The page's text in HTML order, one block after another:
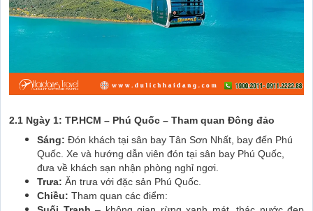
2.1 Ngày 1: TP.HCM – Phú Quốc – Tham quan Đông đảo
Sáng: Đón khách tại sân bay Tân Sơn Nhất, bay đến Phú
Quốc. Xe và hướng dẫn viên đón tại sân bay Phú Quốc,
đưa về khách sạn nhận phòng nghỉ ngơi.
Trưa: Ăn trưa với đặc sản Phú Quốc.
Chiều: Tham quan các điểm: